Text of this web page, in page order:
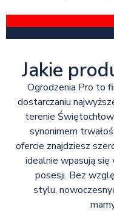
Jakie
Ogrodzenia Pro to
dostarczaniu
terenie
synonimem
ofercie znajdziesz
idealnie wpasują
posesji. Bez
stylu,